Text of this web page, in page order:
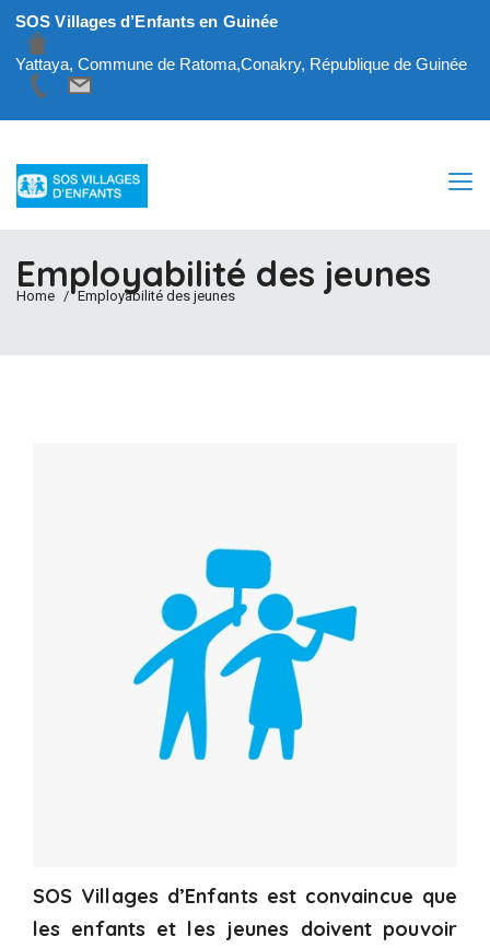
SOS Villages d’Enfants en Guinée
Yattaya, Commune de Ratoma,Conakry, République de Guinée
Employabilité des jeunes
Home Employabilité des jeunes
SOS Villages d’Enfants est convaincue que
les enfants et les jeunes doivent pouvoir